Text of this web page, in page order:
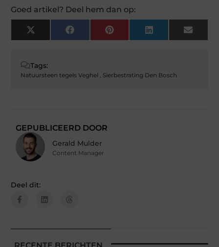
Goed artikel? Deel hem dan op:
X
(Twitter)
Facebook Pinterest LinkedIn Email
Tags:
Natuursteen tegels Veghel , Sierbestrating Den Bosch
GEPUBLICEERD DOOR
Gerald Mulder
Content Manager
Deel dit: